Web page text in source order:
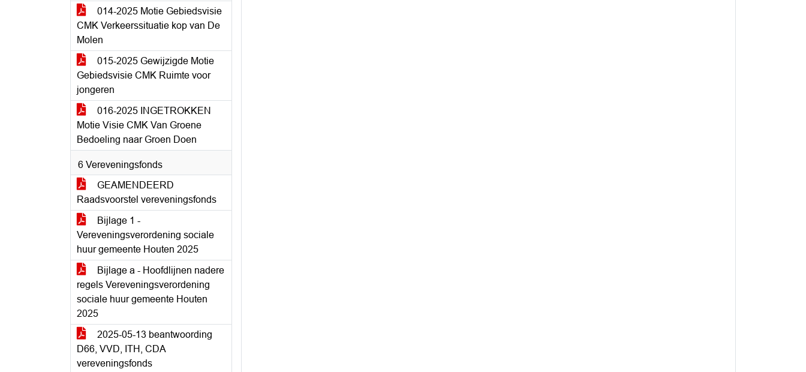
014-2025 Motie Gebiedsvisie
CMK Verkeerssituatie kop van De
Molen
015-2025 Gewijzigde Motie
Gebiedsvisie CMK Ruimte voor
jongeren
016-2025 INGETROKKEN
Motie Visie CMK Van Groene
Bedoeling naar Groen Doen
6 Vereveningsfonds
GEAMENDEERD
Raadsvoorstel vereveningsfonds
Bijlage 1 -
Vereveningsverordening sociale
huur gemeente Houten 2025
Bijlage a - Hoofdlijnen nadere
regels Vereveningsverordening
sociale huur gemeente Houten
2025
2025-05-13 beantwoording
D66, VVD, ITH, CDA
vereveningsfonds